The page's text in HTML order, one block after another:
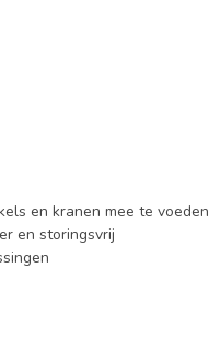
en kranen mee te voeden
en storingsvrij